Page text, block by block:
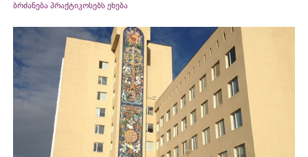
ბრძანება პრაქტიკოსებს ეხება